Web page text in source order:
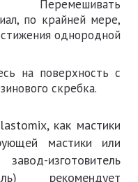
по крайней мере,
однородной
на поверхность с
скребка.
как мастики
мастики или
изготовитель
рекомендует